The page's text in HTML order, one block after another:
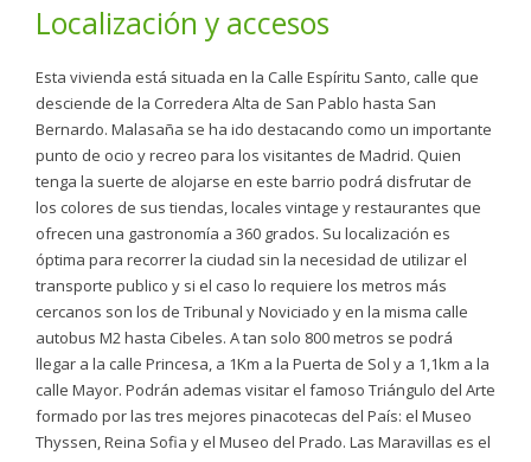
Localización y accesos
Esta vivienda está situada en la Calle Espíritu Santo, calle que
desciende de la Corredera Alta de San Pablo hasta San
Bernardo. Malasaña se ha ido destacando como un importante
punto de ocio y recreo para los visitantes de Madrid. Quien
tenga la suerte de alojarse en este barrio podrá disfrutar de
los colores de sus tiendas, locales vintage y restaurantes que
ofrecen una gastronomía a 360 grados. Su localización es
óptima para recorrer la ciudad sin la necesidad de utilizar el
transporte publico y si el caso lo requiere los metros más
cercanos son los de Tribunal y Noviciado y en la misma calle
autobus M2 hasta Cibeles. A tan solo 800 metros se podrá
llegar a la calle Princesa, a 1Km a la Puerta de Sol y a 1,1km a la
calle Mayor. Podrán ademas visitar el famoso Triángulo del Arte
formado por las tres mejores pinacotecas del País: el Museo
Thyssen, Reina Sofia y el Museo del Prado. Las Maravillas es el